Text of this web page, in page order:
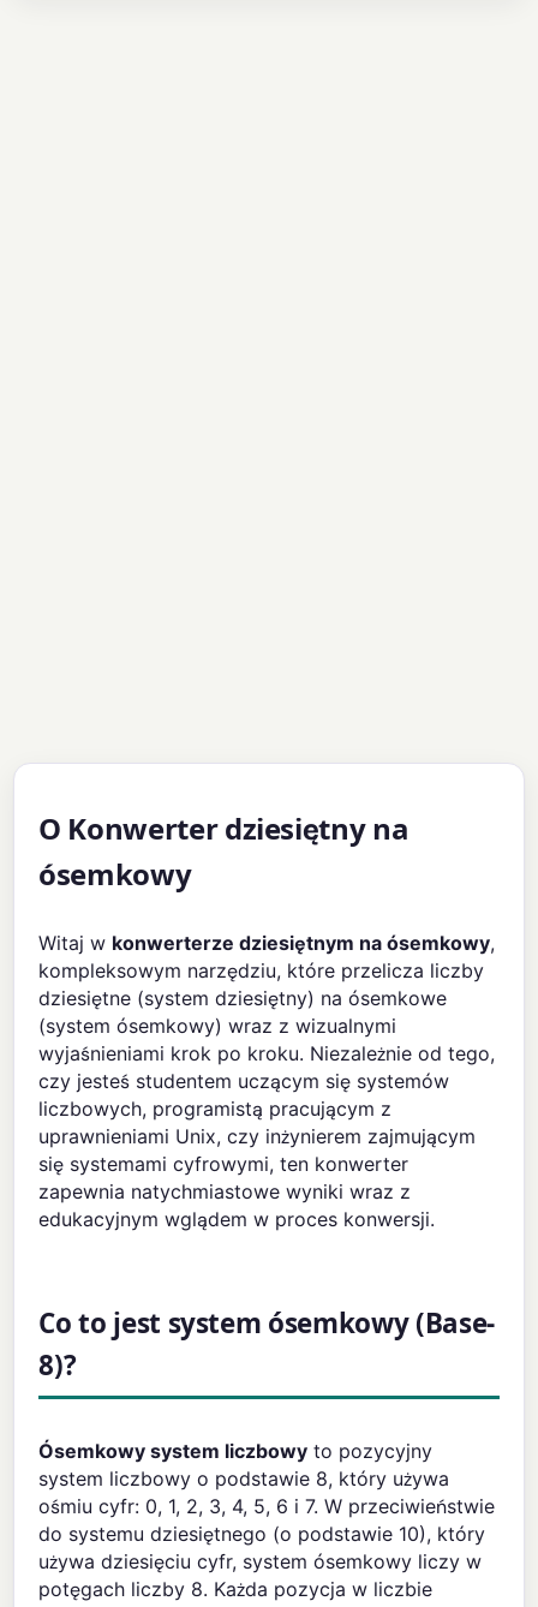
O Konwerter dziesiętny na
ósemkowy
Witaj w konwerterze dziesiętnym na ósemkowy,
kompleksowym narzędziu, które przelicza liczby
dziesiętne (system dziesiętny) na ósemkowe
(system ósemkowy) wraz z wizualnymi
wyjaśnieniami krok po kroku. Niezależnie od tego,
czy jesteś studentem uczącym się systemów
liczbowych, programistą pracującym z
uprawnieniami Unix, czy inżynierem zajmującym
się systemami cyfrowymi, ten konwerter
zapewnia natychmiastowe wyniki wraz z
edukacyjnym wglądem w proces konwersji.
Co to jest system ósemkowy (Base-
8)?
Ósemkowy system liczbowy to pozycyjny
system liczbowy o podstawie 8, który używa
ośmiu cyfr: 0, 1, 2, 3, 4, 5, 6 i 7. W przeciwieństwie
do systemu dziesiętnego (o podstawie 10), który
używa dziesięciu cyfr, system ósemkowy liczy w
potęgach liczby 8. Każda pozycja w liczbie